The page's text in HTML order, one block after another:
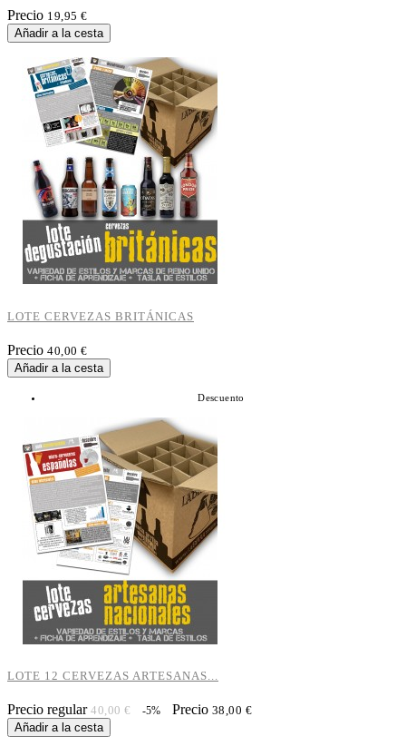
Precio 19,95 €
Añadir a la cesta
LOTE CERVEZAS BRITÁNICAS
Precio 40,00 €
Añadir a la cesta
Descuento
LOTE 12 CERVEZAS ARTESANAS...
Precio regular 40,00 € -5% Precio 38,00 €
Añadir a la cesta